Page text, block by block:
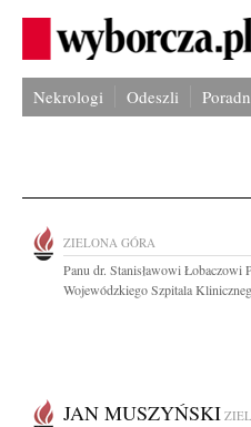
Nekrologi Odeszli
ZIELONA GÓRA
Panu dr. Stanisławowi Łobaczowi
Wojewódzkiego Szpitala
JAN MUSZYŃSKI